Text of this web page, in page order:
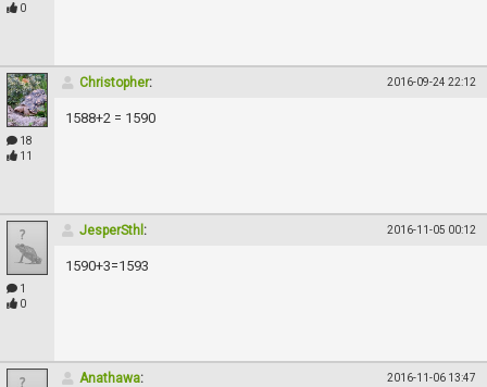
0
18
11
Christopher: 2016-09-24 22:12
1588+2 = 1590
1
0
JesperSthl : 2016-11-05 00:12
1590+3=1593
Anathawa: 2016-11-06 13:47